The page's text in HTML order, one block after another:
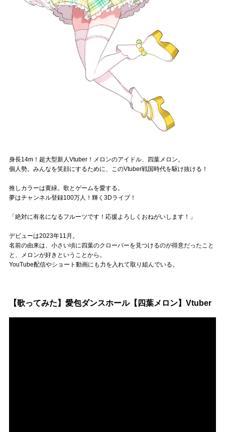
身長14m！超大型新人Vtuber！メロンのアイドル、四葉メロン。
個人勢。みんなを笑顔にするために、このVtuber戦国時代を駆け抜ける！
推しカラーは黄緑。歌とゲームを愛する。
夢はチャンネル登録100万人！輝く3Dライブ！
「絶対に有名になるフルーツです！応援よろしくおねがいします！」
デビューは2023年11月。
名前の由来は、小さい頃に四葉のクローバーを見つけるのが得意だったこと
と、メロンが好きということから。
YouTube配信やショート動画にも力を入れて取り組んでいる。
【歌ってみた】愛包ダンスホール【四葉メロン】Vtuber